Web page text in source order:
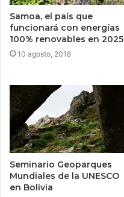
Samoa, el país que
funcionará con energías
100% renovables en 2025
10 agosto, 2018
Seminario Geoparques
Mundiales de la UNESCO
en Bolivia